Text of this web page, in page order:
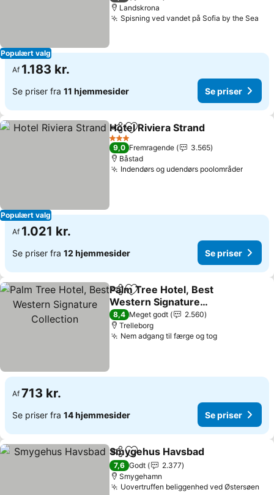
Populært valg
Landskrona
Spisning ved vandet på Sofia by the Sea
Af 1.183 kr.
Se priser fra 11 hjemmesider Se priser
Populært valg
Del Føj til favoritter
Hotel Riviera Strand
3 Stjerner
9,0 Fremragende
3.565
Båstad
Indendørs og udendørs poolområderSe
Af 1.021 kr.
Se priser fra 12 hjemmesider Se priser
Del Føj til favoritter
Palm Tree Hotel, Best
Western Signature
Collection
Se priser
8,4 Meget godt
2.560
Trelleborg
Nem adgang til færge og togSe priser
Af 713 kr.
Se priser fra 14 hjemmesider Se priser
Del Føj til favoritter
Smygehus Havsbad
7,6 Godt
2.377
Smygehamn
Uovertruffen beliggenhed ved Østersøen